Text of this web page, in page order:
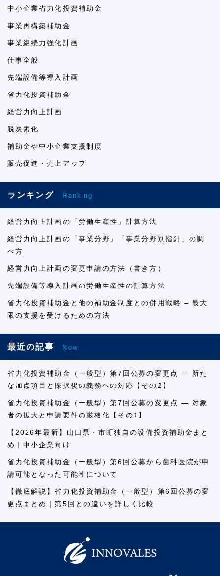
中小企業省力化投資補助金
事業再構築補助金
事業継続力強化計画
仕事全般
先端設備等導入計画
省力化投資補助金
経営力向上計画
脱炭素化
補助金や中小企業支援制度
販売促進・売上アップ
ランキング Ranking
経営力向上計画の「労働生産性」計算方法
経営力向上計画の「事業分野」「事業分野別指針」の調
べ方
経営力向上計画の変更申請の方法（書き方）
先端設備等導入計画の労働生産性の計算方法
省力化投資補助金と他の補助金制度との併用戦略 – 最大
限の支援を受けるための方法
最近の記事 New
省力化投資補助金（一般型）第7回公募の変更点 ― 新た
な加点項目と採択後の義務への対応【その2】
省力化投資補助金（一般型）第7回公募の変更点 ― 対象
者の拡大と申請要件の厳格化【その1】
【2026年最新】山口県・市町独自の設備投資補助金まと
め｜中小企業向け
省力化投資補助金（一般型）第6回公募から歯科医院が申
請可能となった可能性について
【徹底解説】省力化投資補助金（一般型）第6回公募の変
更点まとめ｜第5回との違いを詳しく比較